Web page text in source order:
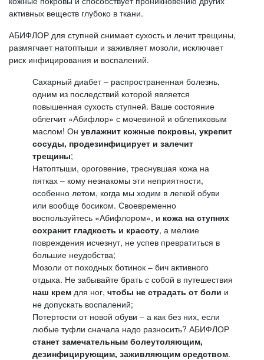
активных веществ глубоко в ткани.
АБИФЛОР для ступней снимает сухость и лечит трещины,
размягчает натоптыши и заживляет мозоли, исключает
риск инфицирования и воспалений.
Сахарный диабет – распространенная болезнь,
одним из последствий которой является
повышенная сухость ступней. Ваше состояние
облегчит «Абифлор» с мочевиной и облепиховым
маслом! Он увлажнит кожные покровы, укрепит
сосуды, продезинфицирует и залечит
трещины;
Натоптыши, ороговение, треснувшая кожа на
пятках – кому незнакомы эти неприятности,
особенно летом, когда мы ходим в легкой обуви
или вообще босиком. Своевременно
воспользуйтесь «Абифлором», и кожа на ступнях
сохранит гладкость и красоту, а мелкие
повреждения исчезнут, не успев превратиться в
большие неудобства;
Мозоли от походных ботинок – бич активного
отдыха. Не забывайте брать с собой в путешествия
наш крем для ног, чтобы не страдать от боли и
не допускать воспалений;
Потертости от новой обуви – а как без них, если
любые туфли сначала надо разносить? АБИФЛОР
станет замечательным болеутоляющим,
дезинфицирующим, заживляющим средством.